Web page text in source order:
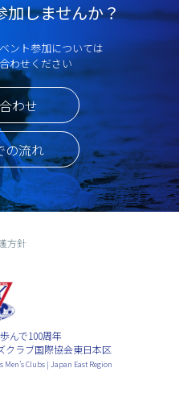
加しませんか？
ント参加については
わせください
わせ
の流れ
方針
んで100周年
クラブ国際協会東日本区
Clubs | Japan East Region